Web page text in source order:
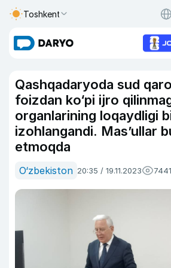
Toshkent
Qashqadaryoda sud
foizdan ko‘pi ijro
organlarining loqaydligi
izohlangandi. Mas’ullar
etmoqda
O‘zbekiston 20:35 / 19.11.2023 7441